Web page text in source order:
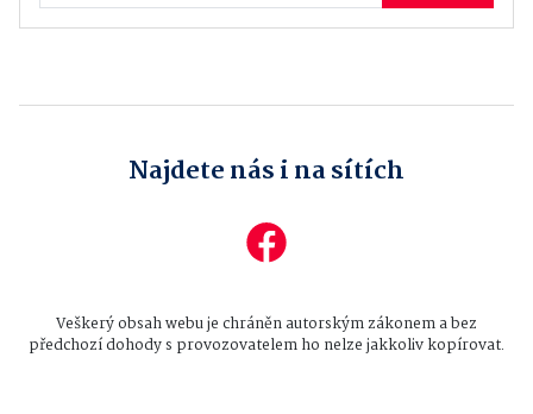
Najdete nás i na sítích
Veškerý obsah webu je chráněn autorským zákonem a bez
předchozí dohody s provozovatelem ho nelze jakkoliv kopírovat.